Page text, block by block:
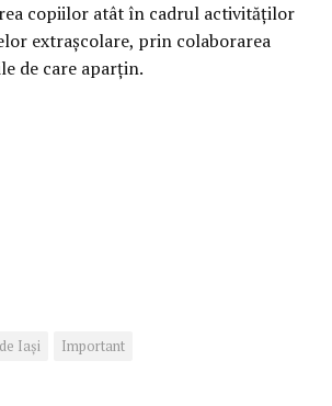
copiilor atât în cadrul activităților
extrașcolare, prin colaborarea
de care aparțin.
Iași Important